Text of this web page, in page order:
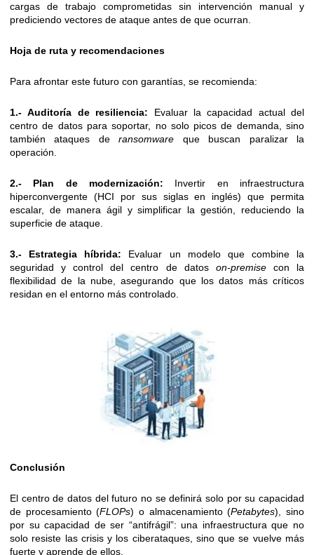
cargas de trabajo comprometidas sin intervención manual y
prediciendo vectores de ataque antes de que ocurran.
Hoja de ruta y recomendaciones
Para afrontar este futuro con garantías, se recomienda:
1.- Auditoría de resiliencia: Evaluar la capacidad actual del
centro de datos para soportar, no solo picos de demanda, sino
también ataques deransomware que buscan paralizar la
operación.
2.- Plan de modernización: Invertir en infraestructura
hiperconvergente (HCI por sus siglas en inglés) que permita
escalar, de manera ágil y simplificar la gestión, reduciendo la
superficie de ataque.
3.- Estrategia híbrida: Evaluar un modelo que combine la
seguridad y control del centro de datos on-premisecon la
flexibilidad de la nube, asegurando que los datos más críticos
residan en el entorno más controlado.
Conclusión
El centro de datos del futuro no se definirá solo por su capacidad
de procesamiento (FLOPs) o almacenamiento (Petabytes), sino
por su capacidad de ser “antifrágil”: una infraestructura que no
solo resiste las crisis y los ciberataques, sino que se vuelve más
fuerte y aprende de ellos.